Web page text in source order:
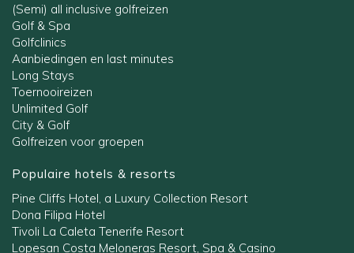
(Semi) all inclusive golfreizen
Golf & Spa
Golfclinics
Aanbiedingen en last minutes
Long Stays
Toernooireizen
Unlimited Golf
City & Golf
Golfreizen voor groepen
Populaire hotels & resorts
Pine Cliffs Hotel, a Luxury Collection Resort
Dona Filipa Hotel
Tivoli La Caleta Tenerife Resort
Lopesan Costa Meloneras Resort, Spa & Casino